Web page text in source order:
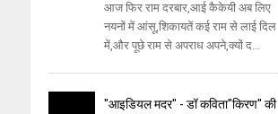
आज फिर राम दरबार,आई कैकेयी अब लिए
नयनों में आंसू,शिकायतें कई राम से लाई दिल
में,और पूछे राम से अपराध अपने,क्यों द...
"आइडियल मदर" - डॉ कविता"किरण" की